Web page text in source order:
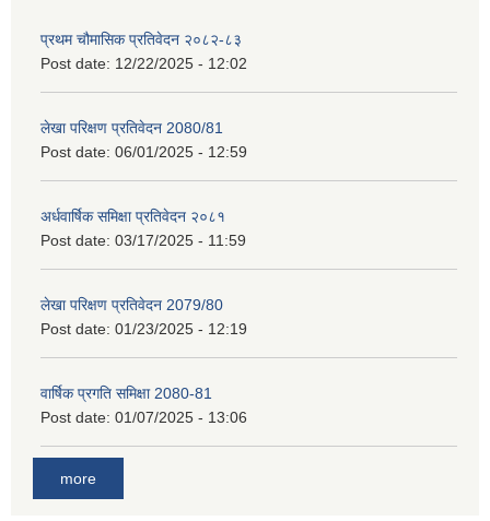
प्रथम चौमासिक प्रतिवेदन २०८२-८३
Post date: 12/22/2025 - 12:02
लेखा परिक्षण प्रतिवेदन 2080/81
Post date: 06/01/2025 - 12:59
अर्धवार्षिक समिक्षा प्रतिवेदन २०८१
Post date: 03/17/2025 - 11:59
लेखा परिक्षण प्रतिवेदन 2079/80
Post date: 01/23/2025 - 12:19
वार्षिक प्रगति समिक्षा 2080-81
Post date: 01/07/2025 - 13:06
more